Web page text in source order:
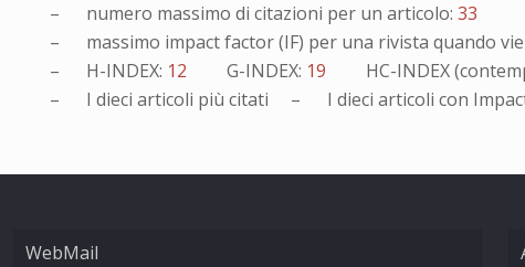
– numero massimo di citazioni per un articolo:33
– massimo impact factor (IF) per una rivista quando
– H-INDEX: 12 G-INDEX: 19 HC-INDEX
– Idieci articoli più citati – Idieci articoli con
WebMail